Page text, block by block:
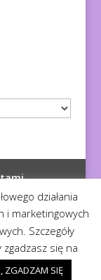
zabronione
działania
i marketingowych
Szczegóły
zgadzasz się na
ZGADZAM SIĘ